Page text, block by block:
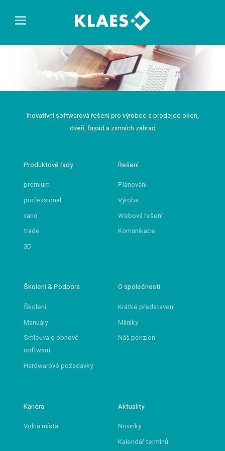
Inovativní softwarová řešení pro výrobce a prodejce oken,
dveří, fasád a zimních zahrad
Produktové řady
premium
professional
vario
trade
3D
Řešení
Plánování
Výroba
Webová řešení
Komunikace
Školení & Podpora
Školení
Manuály
Smlouva o obnově
softwaru
Hardwarové požadavky
O společnosti
Krátké představení
Milníky
Náš penzion
Kariéra
Volná místa
Aktuality
Novinky
Kalendář termínů